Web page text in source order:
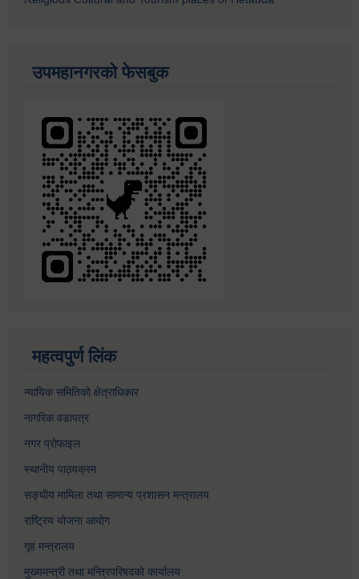
उपमहानगरको फेसबुक
महत्वपुर्ण लिंक
न्यायिक समितिको क्षेत्राधिकार
नागरिक वडापत्र
नगर प्रोफाइल
स्थानीय पाठ्यक्रम
सङ्घीय मामिला तथा सामान्य प्रशासन मन्त्रालय
राष्ट्रिय योजना आयोग
गृह मन्त्रालय
मुख्यमन्त्री तथा मन्त्रिपरिषदको कार्यालय